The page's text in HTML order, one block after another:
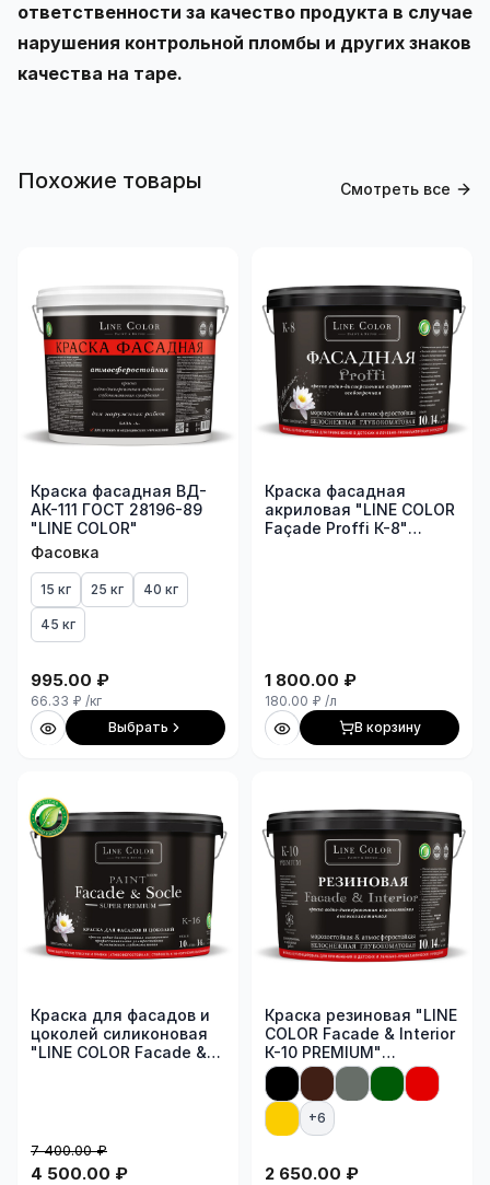
ответственности за качество продукта в случае
нарушения контрольной пломбы и других знаков
качества на таре.
Похожие товары Смотреть все
Краска фасадная ВД-
АК-111 ГОСТ 28196-89
"LINE COLOR"
Фасовка
15 кг 25 кг 40 кг
45 кг
995.00 ₽
66.33 ₽ /кг
Выбрать
Краска фасадная
акриловая "LINE COLOR
Façade Proffi К-8"
1 800.00 ₽
180.00 ₽ /л
В корзину
Краска для фасадов и
цоколей силиконовая
"LINE COLOR Facade &
глубокоматовая (ведро
10л/14кг база А)
7 400.00 ₽
4 500.00 ₽
Краска резиновая "LINE
COLOR Facade & Interior
К-10 PREMIUM"
износостойкая,
белоснежная,
глубокоматовая (ведро
10л/14кг база "А")
+6
2 650.00 ₽